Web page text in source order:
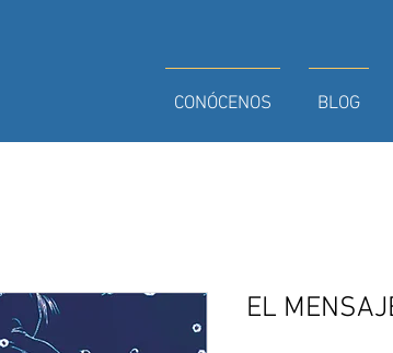
CONÓCENOS BLOG
EL